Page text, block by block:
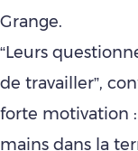
Grange.
“Leurs
de travailler”,
forte motivation :
mains dans la